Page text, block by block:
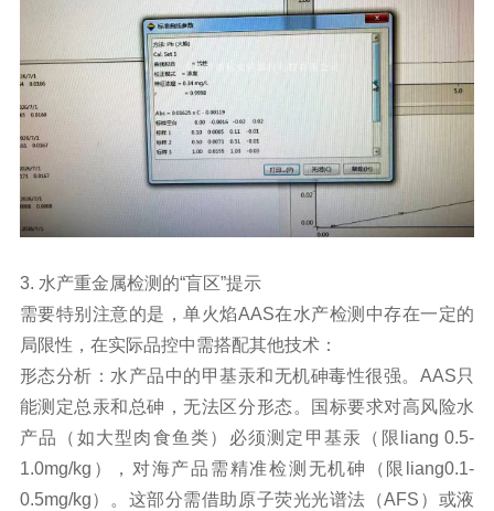
3. 水产重金属检测的“盲区”提示
需要特别注意的是，单火焰AAS在水产检测中存在一定的
局限性，在实际品控中需搭配其他技术：
形态分析：水产品中的甲基汞和无机砷毒性很强。AAS只
能测定总汞和总砷，无法区分形态。国标要求对高风险水
产品（如大型肉食鱼类）必须测定甲基汞（限liang 0.5-
1.0mg/kg），对海产品需精准检测无机砷（限liang0.1-
0.5mg/kg）。这部分需借助原子荧光光谱法（AFS）或液